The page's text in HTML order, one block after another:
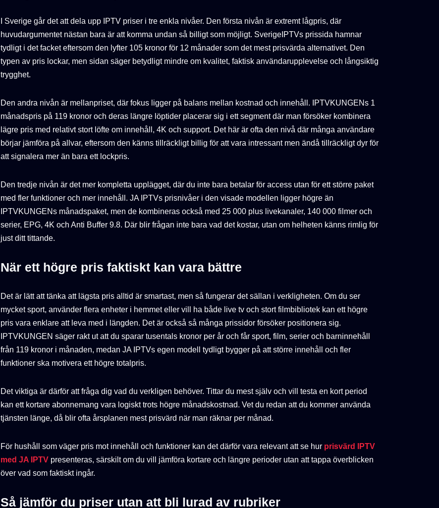
I Sverige går det att dela upp IPTV priser i tre enkla nivåer. Den första nivån är extremt lågpris, där
huvudargumentet nästan bara är att komma undan så billigt som möjligt. SverigeIPTVs prissida hamnar
tydligt i det facket eftersom den lyfter 105 kronor för 12 månader som det mest prisvärda alternativet. Den
typen av pris lockar, men sidan säger betydligt mindre om kvalitet, faktisk användarupplevelse och långsiktig
trygghet.
Den andra nivån är mellanpriset, där fokus ligger på balans mellan kostnad och innehåll. IPTVKUNGENs 1
månadspris på 119 kronor och deras längre löptider placerar sig i ett segment där man försöker kombinera
lägre pris med relativt stort löfte om innehåll, 4K och support. Det här är ofta den nivå där många användare
börjar jämföra på allvar, eftersom den känns tillräckligt billig för att vara intressant men ändå tillräckligt dyr för
att signalera mer än bara ett lockpris.
Den tredje nivån är det mer kompletta upplägget, där du inte bara betalar för access utan för ett större paket
med fler funktioner och mer innehåll. JA IPTVs prisnivåer i den visade modellen ligger högre än
IPTVKUNGENs månadspaket, men de kombineras också med 25 000 plus livekanaler, 140 000 filmer och
serier, EPG, 4K och Anti Buffer 9.8. Där blir frågan inte bara vad det kostar, utan om helheten känns rimlig för
just ditt tittande.
När ett högre pris faktiskt kan vara bättre
Det är lätt att tänka att lägsta pris alltid är smartast, men så fungerar det sällan i verkligheten. Om du ser
mycket sport, använder flera enheter i hemmet eller vill ha både live tv och stort filmbibliotek kan ett högre
pris vara enklare att leva med i längden. Det är också så många prissidor försöker positionera sig.
IPTVKUNGEN säger rakt ut att du sparar tusentals kronor per år och får sport, film, serier och barninnehåll
från 119 kronor i månaden, medan JA IPTVs egen modell tydligt bygger på att större innehåll och fler
funktioner ska motivera ett högre totalpris.
Det viktiga är därför att fråga dig vad du verkligen behöver. Tittar du mest själv och vill testa en kort period
kan ett kortare abonnemang vara logiskt trots högre månadskostnad. Vet du redan att du kommer använda
tjänsten länge, då blir ofta årsplanen mest prisvärd när man räknar per månad.
För hushåll som väger pris mot innehåll och funktioner kan det därför vara relevant att se hur prisvärd IPTV
med JA IPTV presenteras, särskilt om du vill jämföra kortare och längre perioder utan att tappa överblicken
över vad som faktiskt ingår.
Så jämför du priser utan att bli lurad av rubriker